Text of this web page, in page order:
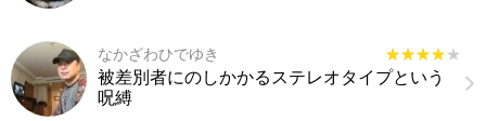
なかざわひでゆき ★★★★★
★★★★★
被差別者にのしかかるステレオタイプという
呪縛